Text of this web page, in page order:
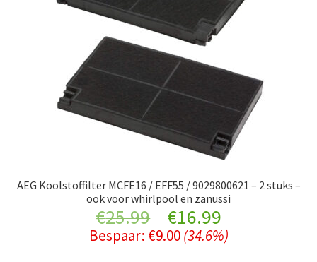
AEG Koolstoffilter MCFE16 / EFF55 / 9029800621 – 2 stuks –
ook voor whirlpool en zanussi
€25.99
Original
price
€16.99Current
price
Bespaar: €9.00 (34.6%)